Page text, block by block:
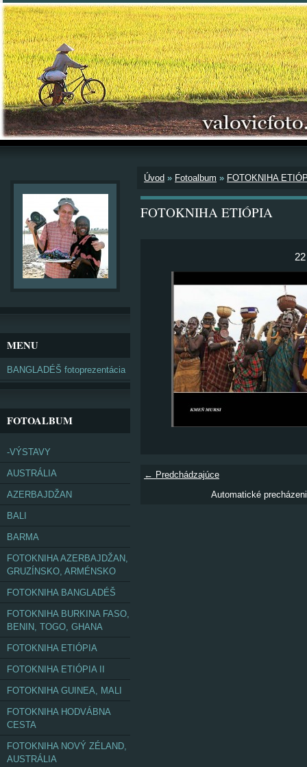
Úvod » Fotoalbum » FOTOKNIHA
FOTOKNIHA ETIÓPIA
← Predchádzajúce
Automatické
MENU
BANGLADÉŠ fotoprezentácia
FOTOALBUM
-VÝSTAVY
AUSTRÁLIA
AZERBAJDŽAN
BALI
BARMA
FOTOKNIHA AZERBAJDŽAN,
GRUZÍNSKO, ARMÉNSKO
FOTOKNIHA BANGLADÉŠ
FOTOKNIHA BURKINA FASO,
BENIN, TOGO, GHANA
FOTOKNIHA ETIÓPIA
FOTOKNIHA ETIÓPIA II
FOTOKNIHA GUINEA, MALI
FOTOKNIHA HODVÁBNA
CESTA
FOTOKNIHA NOVÝ ZÉLAND,
AUSTRÁLIA